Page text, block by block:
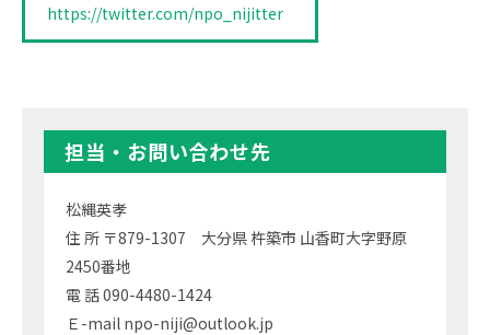
https://twitter.com/npo_nijitter
担当・お問い合わせ先
松縄英孝
住 所 〒879-1307 大分県 杵築市 山香町大字野原
2450番地
電 話 090-4480-1424
Ｅ-mail npo-niji@outlook.jp